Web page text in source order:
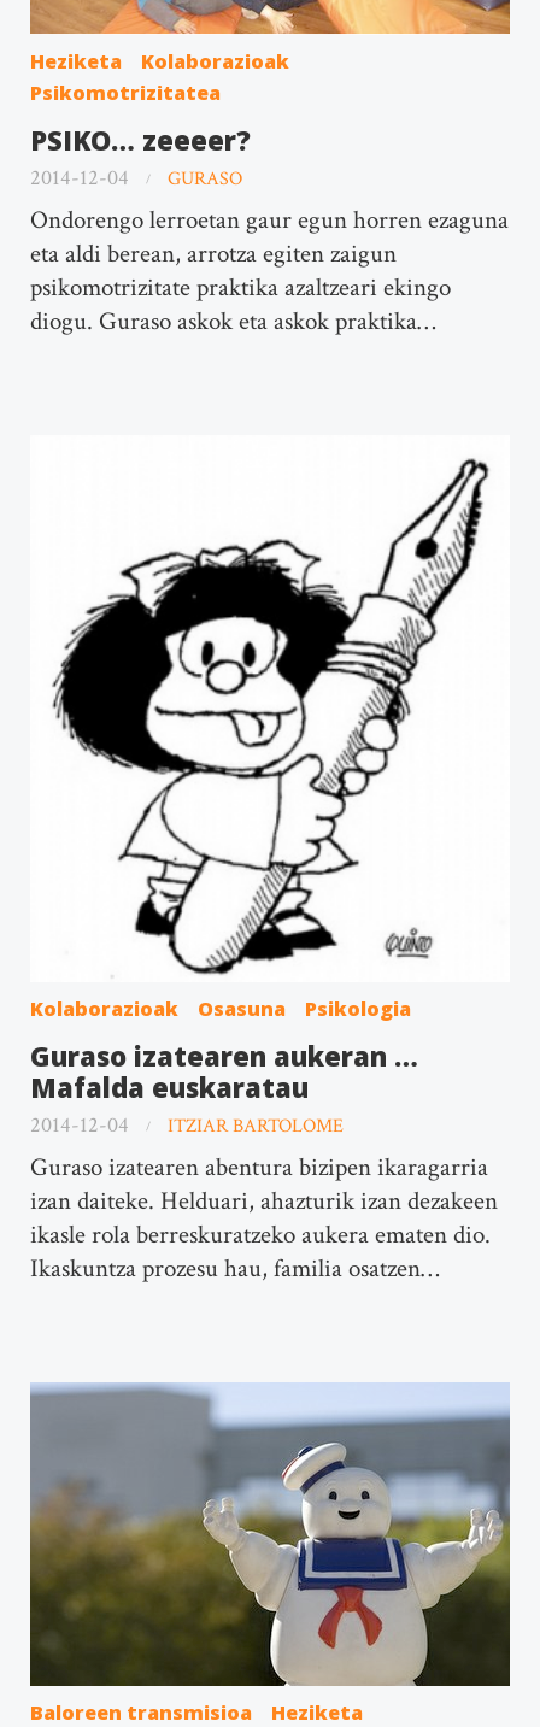
Heziketa
Kolaborazioak
Psikomotrizitatea
PSIKO… zeeeer?
2014-12-04 GURASO
Ondorengo lerroetan gaur egun horren ezaguna
eta aldi berean, arrotza egiten zaigun
psikomotrizitate praktika azaltzeari ekingo
diogu. Guraso askok eta askok praktika…
Kolaborazioak Osasuna Psikologia
Guraso izatearen aukeran …
Mafalda euskaratau
2014-12-04 ITZIAR BARTOLOME
Guraso izatearen abentura bizipen ikaragarria
izan daiteke. Helduari, ahazturik izan dezakeen
ikasle rola berreskuratzeko aukera ematen dio.
Ikaskuntza prozesu hau, familia osatzen…
Baloreen transmisioa
Heziketa